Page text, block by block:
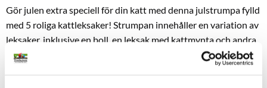
Gör julen extra speciell för din katt med denna julstrumpa fylld
med 5 roliga kattleksaker! Strumpan innehåller en variation av
leksaker, inklusive en boll, en leksak med kattmynta och andra
spännande favoriter. Perfekt för att underhålla och aktivera
din katt under julhelgen. En uppskattad present som sprider